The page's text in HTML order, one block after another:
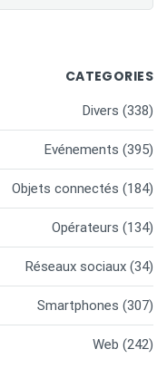
CATEGORIES
Divers (338)
Evénements (395)
Objets connectés (184)
Opérateurs (134)
Réseaux sociaux (34)
Smartphones (307)
Web (242)